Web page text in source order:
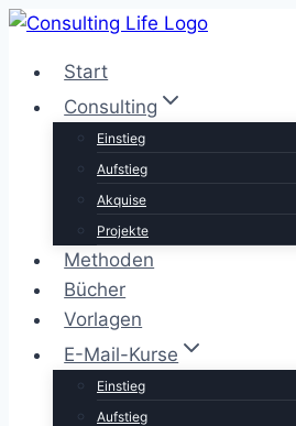
Zum
springenStart
Consulting
Einstieg
Aufstieg
Akquise
Projekte
Methoden
Bücher
Vorlagen
E-Mail-Kurse
Einstieg
Aufstieg